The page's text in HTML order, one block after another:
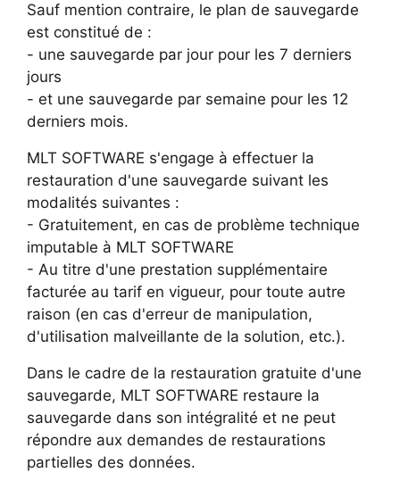
Sauf mention contraire, le plan de sauvegarde
est constitué de :
- une sauvegarde par jour pour les 7 derniers
jours
- et une sauvegarde par semaine pour les 12
derniers mois.
MLT SOFTWARE s'engage à effectuer la
restauration d'une sauvegarde suivant les
modalités suivantes :
- Gratuitement, en cas de problème technique
imputable à MLT SOFTWARE
- Au titre d'une prestation supplémentaire
facturée au tarif en vigueur, pour toute autre
raison (en cas d'erreur de manipulation,
d'utilisation malveillante de la solution, etc.).
Dans le cadre de la restauration gratuite d'une
sauvegarde, MLT SOFTWARE restaure la
sauvegarde dans son intégralité et ne peut
répondre aux demandes de restaurations
partielles des données.